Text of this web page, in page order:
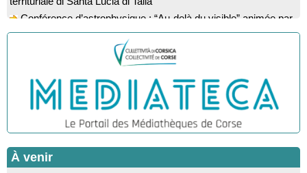
l’astrophysicien Paul Guerrini - Médiathèque - Pitretu è
Bicchisgià
Exposition des œuvres de Dominique Malberti Morin :
"Racines, peintures acryliques et aquarelles" - Mediateca
Animation : "Petits lecteurs" - Médiathèque - Pitretu è
Bicchisgià
Veillée de contes à la forêt enchantée "U Mondu ditu
mignuleddu" par la Caravane de Conteurs - Currà
Colloque : "Taravu : terre de patrimoines", Regards sur le
patrimoine religieux, roman, thermal et littéraire - Spaziu Jean-
À venir